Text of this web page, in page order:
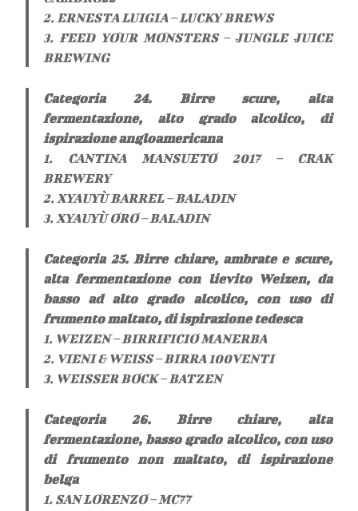
2. ERNESTA LUIGIA – LUCKY BREWS
3. FEED YOUR MONSTERS – JUNGLE JUICE
BREWING
Categoria 24. Birre scure, alta
fermentazione, alto grado alcolico, di
ispirazione angloamericana
1. CANTINA MANSUETO 2017 – CRAK
BREWERY
2. XYAUYÙ BARREL – BALADIN
3. XYAUYÙ ORO – BALADIN
Categoria 25. Birre chiare, ambrate e scure,
alta fermentazione con lievito Weizen, da
basso ad alto grado alcolico, con uso di
frumento maltato, di ispirazione tedesca
1. WEIZEN – BIRRIFICIO MANERBA
2. VIENI & WEISS – BIRRA 100VENTI
3. WEISSER BOCK – BATZEN
Categoria 26. Birre chiare, alta
fermentazione, basso grado alcolico, con uso
di frumento non maltato, di ispirazione
belga
1. SAN LORENZO – MC77